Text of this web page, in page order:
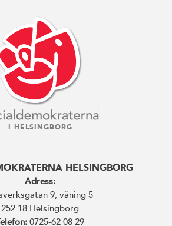
I HELSINGBORG
HELSINGBORG
Adress:
9, våning 5
252 18 Helsingborg
0725-62 08 29